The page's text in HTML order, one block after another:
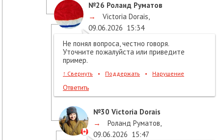
№26 Роланд Руматов
→
Victoria Dorais,
09.06.2026 15:34
Не понял вопроса, честно говоря.
Уточните пожалуйста или приведите
пример.
↑ Свернуть • Поддержать • Нарушение
Ответить
№30 Victoria Dorais
→
Роланд Руматов,
09.06.2026 15:47